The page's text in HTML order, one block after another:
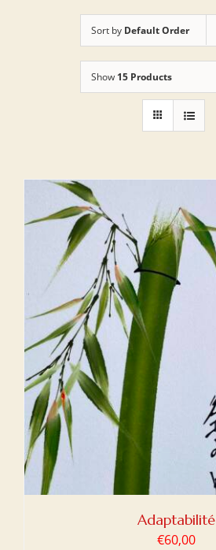
Sort by Default Order
Show 15 Products
Adaptabilité
€60,00